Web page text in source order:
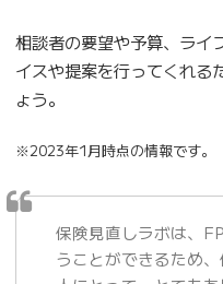
相談者の要望や予算、ライ
イスや提案を行ってくれる
ょう。
※2023年1月時点の情報です。
保険見直しラボは、
うことができるため